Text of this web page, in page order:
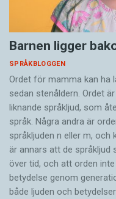
Barnen ligger
SPRÅKBLOGGEN
Ordet för mamma kan ha
sedan stenåldern. Ordet
liknande språkljud, som
språk. Några andra är
språkljuden n eller m, och
är annars att de språkljud
över tid, och att orden
betydelse genom
både ljuden och